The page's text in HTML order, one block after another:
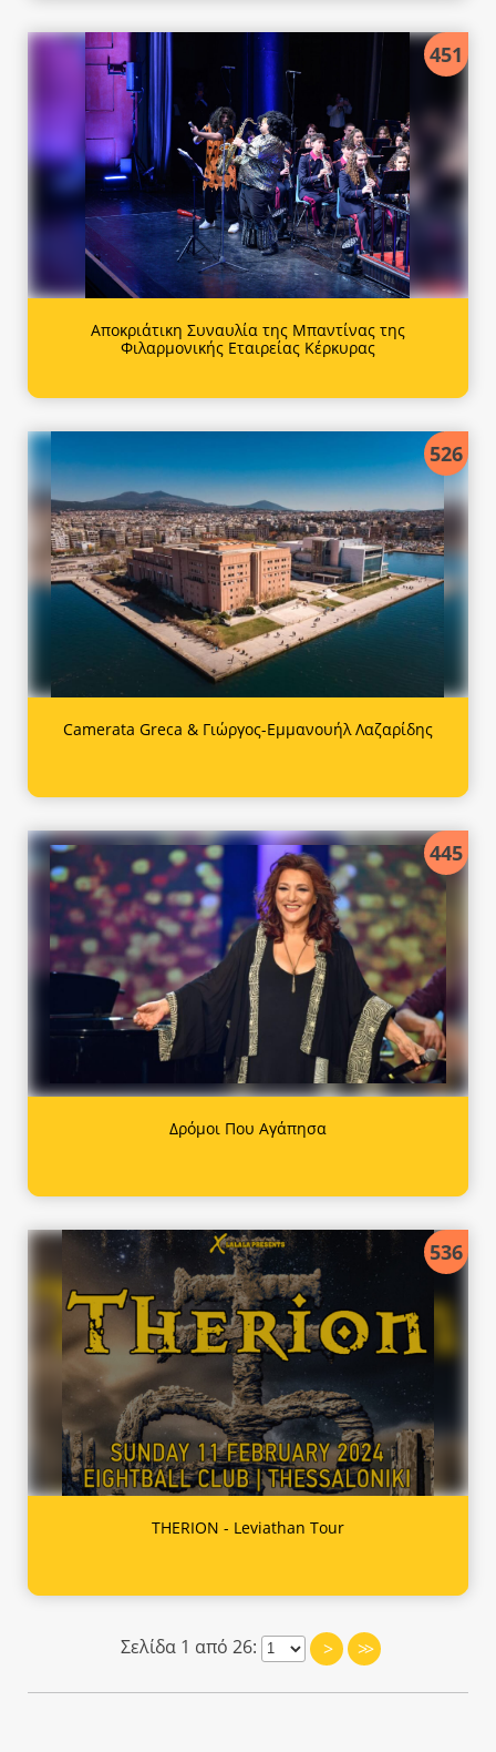
451
Αποκριάτικη Συναυλία της Μπαντίνας της
Φιλαρμονικής Εταιρείας Κέρκυρας
526
Camerata Greca & Γιώργος-Εμμανουήλ Λαζαρίδης
445
Δρόμοι Που Αγάπησα
536
THERION - Leviathan Tour
Σελίδα 1 από 26: > >>